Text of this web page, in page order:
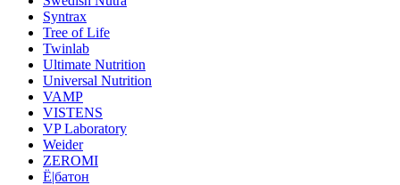
Syntrax
Tree of Life
Twinlab
Ultimate Nutrition
Universal Nutrition
VAMP
VISTENS
VP Laboratory
Weider
ZEROMI
Ё|батон